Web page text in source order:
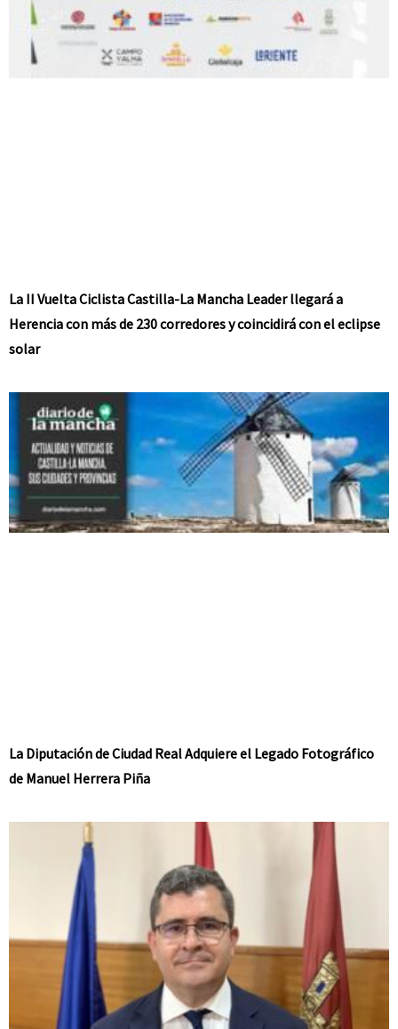
La II Vuelta Ciclista Castilla-La Mancha Leader llegará a
Herencia con más de 230 corredores y coincidirá con el eclipse
solar
La Diputación de Ciudad Real Adquiere el Legado Fotográfico
de Manuel Herrera Piña